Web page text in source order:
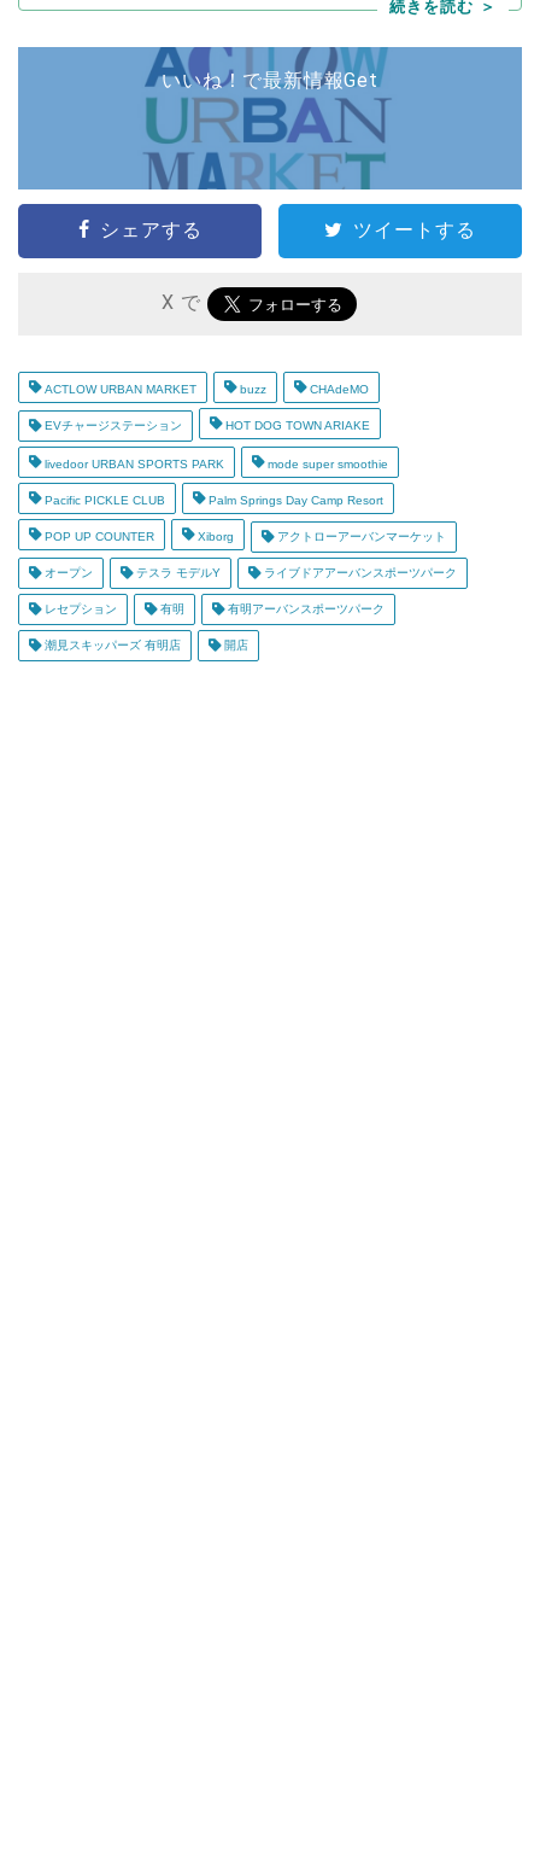
いいね！で最新情報Get
シェアする ツイートする
X で
ACTLOW URBAN MARKET buzz CHAdeMO
EVチャージステーション HOT DOG TOWN ARIAKE
livedoor URBAN SPORTS PARK mode super smoothie
Pacific PICKLE CLUB Palm Springs Day Camp Resort
POP UP COUNTER Xiborg アクトローアーバンマーケット
オープン テスラ モデルY ライブドアアーバンスポーツパーク
レセプション 有明 有明アーバンスポーツパーク
潮見スキッパーズ 有明店 開店